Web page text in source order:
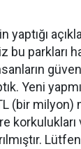
yaptığı
bu parkları
Yeni
(bir milyon)
korkulukları